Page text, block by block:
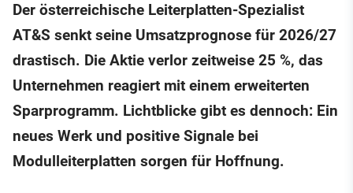
Der österreichische Leiterplatten-Spezialist
AT&S senkt seine Umsatzprognose für 2026/27
drastisch. Die Aktie verlor zeitweise 25 %, das
Unternehmen reagiert mit einem erweiterten
Sparprogramm. Lichtblicke gibt es dennoch: Ein
neues Werk und positive Signale bei
Modulleiterplatten sorgen für Hoffnung.